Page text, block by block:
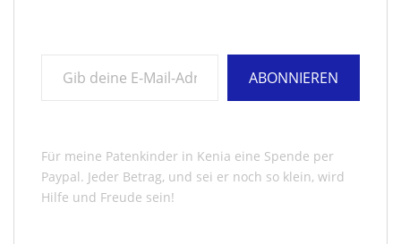
ABONNIEREN
Für meine Patenkinder in Kenia eine Spende per
Paypal. Jeder Betrag, und sei er noch so klein, wird
Hilfe und Freude sein!